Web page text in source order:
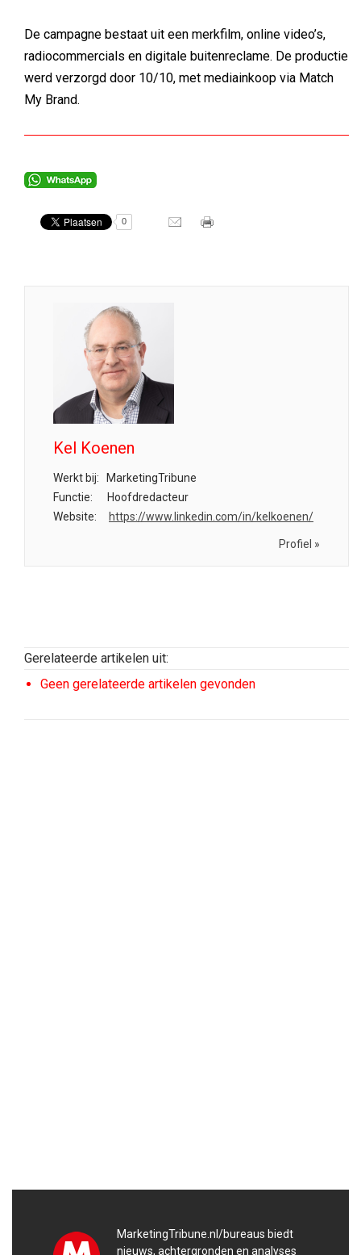
De campagne bestaat uit een merkfilm, online video’s,
radiocommercials en digitale buitenreclame. De productie
werd verzorgd door 10/10, met mediainkoop via Match
My Brand.
0
Kel Koenen
Werkt bij:
MarketingTribune
Functie:
Hoofdredacteur
Website:
https://www.linkedin.com/in/kelkoenen/
Profiel »
Gerelateerde artikelen uit:
Geen gerelateerde artikelen gevonden
MarketingTribune.nl/bureaus biedt
nieuws, achtergronden en analyses